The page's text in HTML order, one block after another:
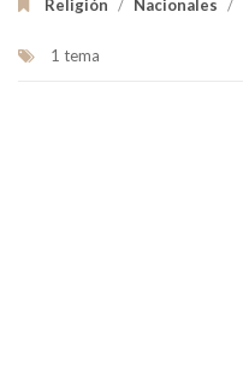
Religión / Nacionales /
1 tema